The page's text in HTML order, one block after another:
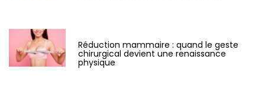
Réduction mammaire : quand le geste
chirurgical devient une renaissance
physique